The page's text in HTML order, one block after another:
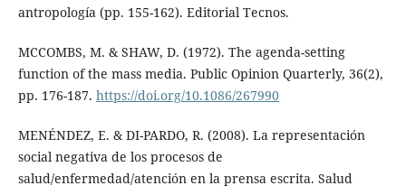
antropología (pp. 155-162). Editorial Tecnos.
MCCOMBS, M. & SHAW, D. (1972). The agenda-setting
function of the mass media. Public Opinion Quarterly, 36(2),
pp. 176-187. https://doi.org/10.1086/267990
MENÉNDEZ, E. & DI-PARDO, R. (2008). La representación
social negativa de los procesos de
salud/enfermedad/atención en la prensa escrita. Salud